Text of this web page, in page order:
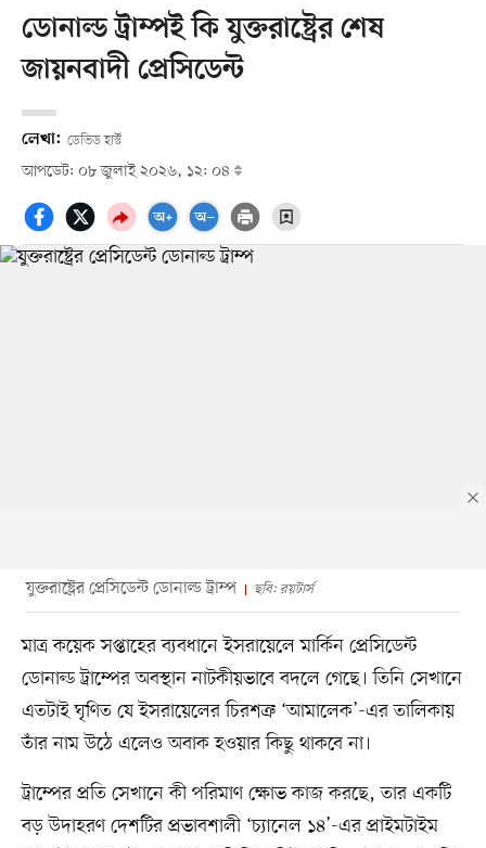
ডোনাল্ড ট্রাম্পই কি যুক্তরাষ্ট্রের শেষ
জায়নবাদী প্রেসিডেন্ট
লেখা: ডেভিড হার্স্ট
আপডেট: ০৮ জুলাই ২০২৬, ১২: ০৪
যুক্তরাষ্ট্রের প্রেসিডেন্ট ডোনাল্ড ট্রাম্প ছবি: রয়টার্স
মাত্র কয়েক সপ্তাহের ব্যবধানে ইসরায়েলে মার্কিন প্রেসিডেন্ট
ডোনাল্ড ট্রাম্পের অবস্থান নাটকীয়ভাবে বদলে গেছে। তিনি সেখানে
এতটাই ঘৃণিত যে ইসরায়েলের চিরশত্রু ‘আমালেক’-এর তালিকায়
তাঁর নাম উঠে এলেও অবাক হওয়ার কিছু থাকবে না।
ট্রাম্পের প্রতি সেখানে কী পরিমাণ ক্ষোভ কাজ করছে, তার একটি
বড় উদাহরণ দেশটির প্রভাবশালী ‘চ্যানেল ১৪’-এর প্রাইমটাইম